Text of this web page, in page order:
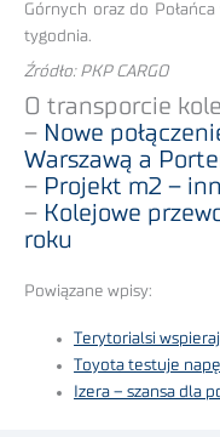
Górnych oraz do
tygodnia.
Źródło: PKP CARGO
O transporcie
– Nowe
Warszawą a
– Projekt m2 –
– Kolejowe
roku
Powiązane wpisy:
Terytorialsi
Toyota testuje
Izera – szansa dla